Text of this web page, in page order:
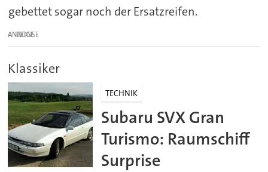
gebettet sogar noch der Ersatzreifen.
ANZEIGE
Klassiker
TECHNIK
Subaru SVX Gran
Turismo: Raumschiff
Surprise